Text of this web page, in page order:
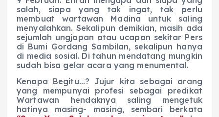
salah, siapa yang tak ingat, tak perlu
membuat wartawan Madina untuk saling
menyalahkan. Sekalipun demikian, masih ada
sejumlah ungjapan atau ucapan sekitar Pers
di Bumi Gordang Sambilan, sekalipun hanya
di media sosial. Di tahun mendatang mungkin
sudah bisa gelar acara yang menumental.
Kenapa Begitu…? Jujur kita sebagai orang
yang mempunyai profesi sebagai predikat
Wartawan hendaknya saling mengetuk
hatinya masing- masing, sembari berkata